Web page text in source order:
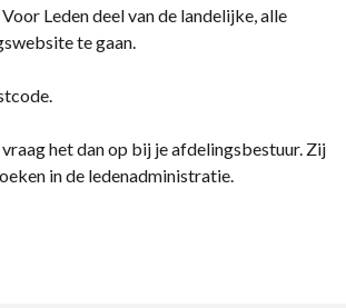
Leden deel van de landelijke, alle
te gaan.
het dan op bij je afdelingsbestuur. Zij
in de ledenadministratie.